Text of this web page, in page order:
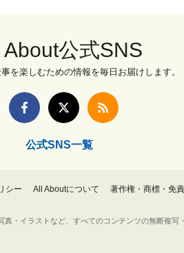
About公式SNS
を楽しむための情報を毎日お届けします。
公式SNS一覧
シー All Aboutについて 著作権・商標・免責
真・イラストなど、すべてのコンテンツの無断複写